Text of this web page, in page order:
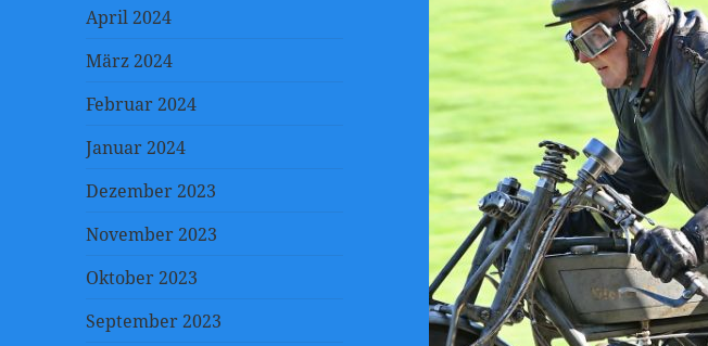
April 2024
März 2024
Februar 2024
Januar 2024
Dezember 2023
November 2023
Oktober 2023
September 2023